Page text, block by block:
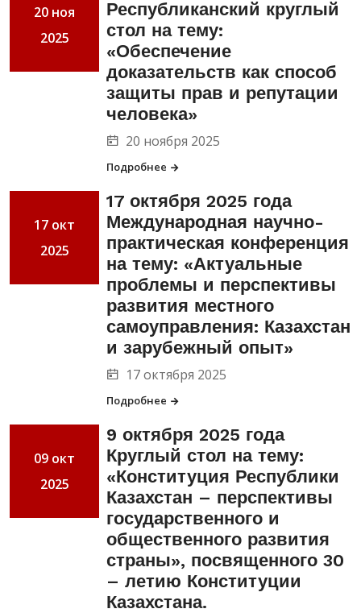
20 ноя
2025
Республиканский круглый
стол на тему:
«Обеспечение
доказательств как способ
защиты прав и репутации
человека»
20 ноября 2025
Подробнее
17 окт
2025
17 октября 2025 года
Международная научно-
практическая конференция
на тему: «Актуальные
проблемы и перспективы
развития местного
самоуправления: Казахстан
и зарубежный опыт»
17 октября 2025
Подробнее
09 окт
2025
9 октября 2025 года
Круглый стол на тему:
«Конституция Республики
Казахстан – перспективы
государственного и
общественного развития
страны», посвященного 30
– летию Конституции
Казахстана.